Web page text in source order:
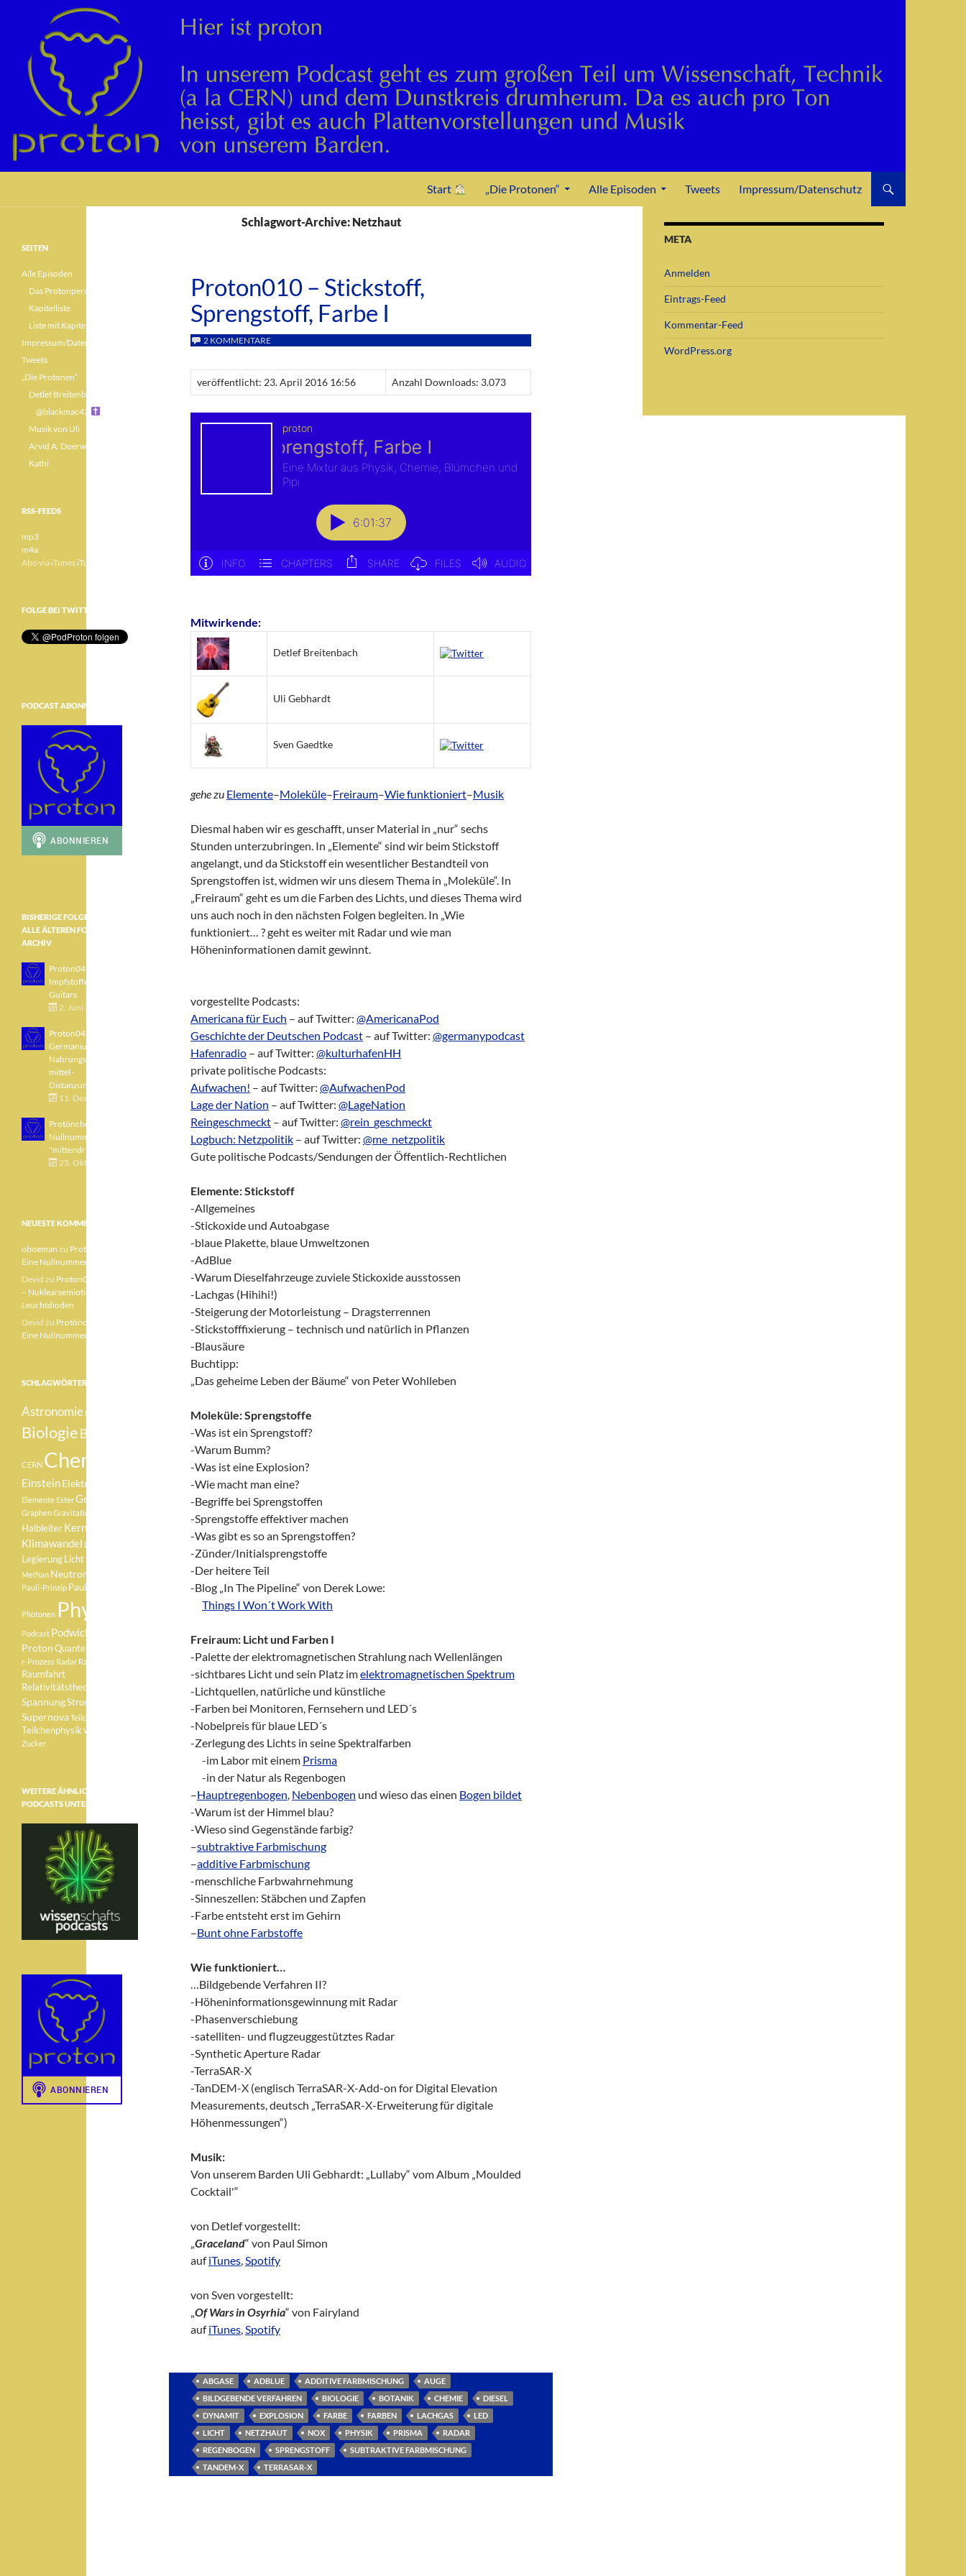
Start „Die Protonen“ Alle Episoden Tweets Impressum/Datenschutz
Schlagwort-Archive: Netzhaut
Proton010 – Stickstoff,
Sprengstoff, Farbe I
2 KOMMENTARE
veröffentlicht: 23. April 2016 16:56 Anzahl Downloads: 3.073
Mitwirkende:
Detlef Breitenbach
Uli Gebhardt
Sven Gaedtke
gehe zu Elemente–Moleküle–Freiraum–Wie funktioniert–Musik
Diesmal haben wir es geschafft, unser Material in „nur“ sechs
Stunden unterzubringen. In „Elemente“ sind wir beim Stickstoff
angelangt, und da Stickstoff ein wesentlicher Bestandteil von
Sprengstoffen ist, widmen wir uns diesem Thema in „Moleküle“. In
„Freiraum“ geht es um die Farben des Lichts, und dieses Thema wird
uns auch noch in den nächsten Folgen begleiten. In „Wie
funktioniert… ? geht es weiter mit Radar und wie man
Höheninformationen damit gewinnt.
vorgestellte Podcasts:
Americana für Euch – auf Twitter: @AmericanaPod
Geschichte der Deutschen Podcast – auf Twitter: @germanypodcast
Hafenradio – auf Twitter: @kulturhafenHH
private politische Podcasts:
Aufwachen! – auf Twitter: @AufwachenPod
Lage der Nation – auf Twitter: @LageNation
Reingeschmeckt – auf Twitter: @rein_geschmeckt
Logbuch: Netzpolitik – auf Twitter: @me_netzpolitik
Gute politische Podcasts/Sendungen der Öffentlich-Rechtlichen
Elemente: Stickstoff
-Allgemeines
-Stickoxide und Autoabgase
-blaue Plakette, blaue Umweltzonen
-AdBlue
-Warum Dieselfahrzeuge zuviele Stickoxide ausstossen
-Lachgas (Hihihi!)
-Steigerung der Motorleistung – Dragsterrennen
-Stickstofffixierung – technisch und natürlich in Pflanzen
-Blausäure
Buchtipp:
„Das geheime Leben der Bäume“ von Peter Wohlleben
Moleküle: Sprengstoffe
-Was ist ein Sprengstoff?
-Warum Bumm?
-Was ist eine Explosion?
-Wie macht man eine?
-Begriffe bei Sprengstoffen
-Sprengstoffe effektiver machen
-Was gibt es so an Sprengstoffen?
-Zünder/Initialsprengstoffe
-Der heitere Teil
-Blog „In The Pipeline“ von Derek Lowe:
Things I Won´t Work With
Freiraum: Licht und Farben I
-Palette der elektromagnetischen Strahlung nach Wellenlängen
-sichtbares Licht und sein Platz imelektromagnetischen Spektrum
-Lichtquellen, natürliche und künstliche
-Farben bei Monitoren, Fernsehern und LED´s
-Nobelpreis für blaue LED´s
-Zerlegung des Lichts in seine Spektralfarben
-im Labor mit einem Prisma
-in der Natur als Regenbogen
–Hauptregenbogen, Nebenbogen und wieso das einen Bogen bildet
-Warum ist der Himmel blau?
-Wieso sind Gegenstände farbig?
–subtraktive Farbmischung
–additive Farbmischung
-menschliche Farbwahrnehmung
-Sinneszellen: Stäbchen und Zapfen
-Farbe entsteht erst im Gehirn
–Bunt ohne Farbstoffe
Wie funktioniert…
…Bildgebende Verfahren II?
-Höheninformationsgewinnung mit Radar
-Phasenverschiebung
-satelliten- und flugzeuggestütztes Radar
-Synthetic Aperture Radar
-TerraSAR-X
-TanDEM-X (englisch TerraSAR-X-Add-on for Digital Elevation
Measurements, deutsch „TerraSAR-X-Erweiterung für digitale
Höhenmessungen“)
Musik:
Von unserem Barden Uli Gebhardt: „Lullaby“ vom Album „Moulded
Cocktail'“
von Detlef vorgestellt:
„Graceland“ von Paul Simon
aufiTunes,Spotify
von Sven vorgestellt:
„Of Wars in Osyrhia“ von Fairyland
aufiTunes,Spotify
ABGASE ADBLUE ADDITIVE FARBMISCHUNG
AUGE
BILDGEBENDE VERFAHREN
BIOLOGIE BOTANIK CHEMIE
DIESEL
DYNAMIT
EXPLOSION FARBE FARBEN LACHGAS
LED
LICHT
NETZHAUT NOX PHYSIK PRISMA
RADAR
REGENBOGEN
SPRENGSTOFF
SUBTRAKTIVE FARBMISCHUNG
TANDEM-X
TERRASAR-X
META
Anmelden
Eintrags-Feed
Kommentar-Feed
WordPress.org
SEITEN
Alle Episoden
Das Protonperiodensystem
Kapitelliste
Liste mit Kapiteln
Impressum/Datenschutz
Tweets
„Die Protonen“
Detlef Breitenbach
@blackmac42
Musik von Uli
Arvid A. Doerwald
Kathi
RSS-FEEDS
mp3
m4a
Abo via iTunes iTunes
FOLGE BEI TWITTER
PODCAST ABONNIEREN
BISHERIGE FOLGEN ………………
ALLE ÄLTEREN FOLGEN IM
ARCHIV
Proton043 - Arsen -
Impfstoffe - Blue
Guitars
2. Juni 2021
Proton042 -
Germanium -
Nahrungsergänzungs
mittel -
Distanzunterricht
11. Dezember 2020
Protönchen 041 - Eine
Nullnummer
"mittendrin"
25. Oktober 2020
NEUESTE KOMMENTARE
oboeman zu Protönchen 041 –
Eine Nullnummer „mittendrin“
Devid zu Proton040 – Gallium
– Nuklearsemiotik –
Leuchtdioden
Devid zu Protönchen 041 –
Eine Nullnummer „mittendrin“
SCHLAGWÖRTER
Astronomie Betazerfall
BiologieBotanik
CERN Chemie
EinsteinElektron
Elemente EsterGeologie
GraphenGravitationswellen
Halbleiter Kernfusion
Klimawandel Lachgas
Legierung Licht
Methan Neutron
Pauli-Prinzip Pauli-Verbot
Photonen Physik
Podcast Podwichteln
Proton Quantenphysik
r-Prozess Radar Radioaktivität
Raumfahrt
Relativitätstheorie
SpannungStrom
SupernovaTeilchen
TeilchenphysikWeisser Zwerg
Zucker
WEITERE ÄHNLICHE
PODCASTS UNTER: